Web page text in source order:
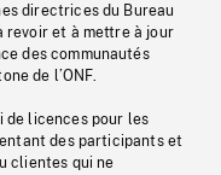
directrices du Bureau
revoir et à mettre à jour
des communautés
de l’ONF.
de licences pour les
des participants et
clientes qui ne